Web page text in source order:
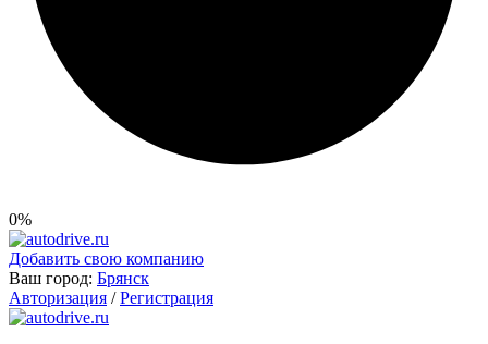
0%
Добавить свою компанию
Ваш город: Брянск
Авторизация / Регистрация